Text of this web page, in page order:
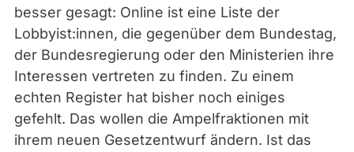
besser gesagt: Online ist eine Liste der
Lobbyist:innen, die gegenüber dem Bundestag,
der Bundesregierung oder den Ministerien ihre
Interessen vertreten zu finden. Zu einem
echten Register hat bisher noch einiges
gefehlt. Das wollen die Ampelfraktionen mit
ihrem neuen Gesetzentwurf ändern. Ist das